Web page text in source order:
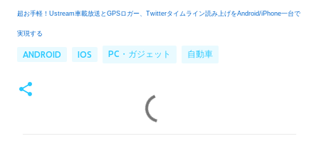
超お手軽！Ustream車載放送とGPSロガー、Twitterタイムライン読み上げをAndroid/iPhone一台で
実現する
ANDROID IOS PC・ガジェット 自動車